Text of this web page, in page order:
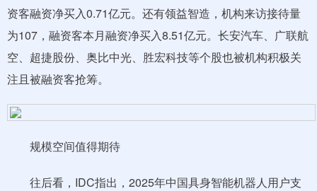
资客融资净买入0.71亿元。还有领益智造，机构来访接待量
为107，融资客本月融资净买入8.51亿元。长安汽车、广联航
空、超捷股份、奥比中光、胜宏科技等个股也被机构积极关
注且被融资客抢筹。
规模空间值得期待
往后看，IDC指出，2025年中国具身智能机器人用户支